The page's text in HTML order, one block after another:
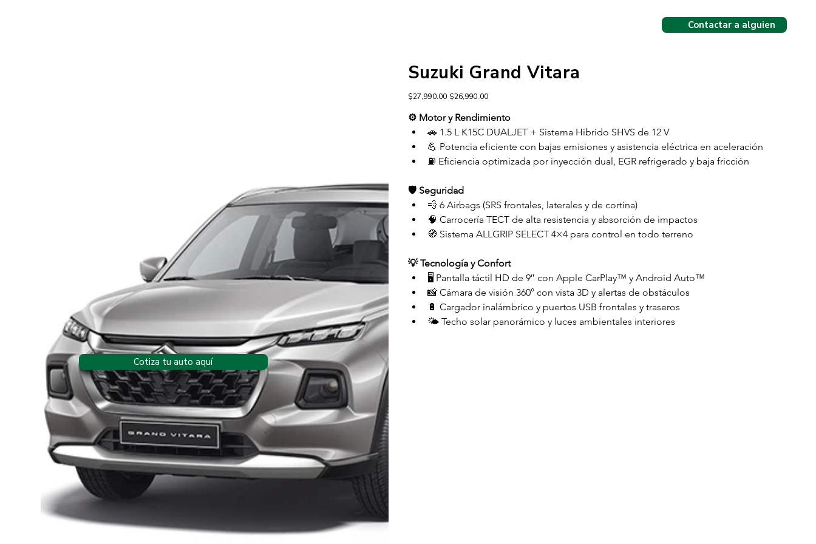
Contactar a alguien
Contactar a alguien
Suzuki Grand Vitara
Precio
original
$27,990.00 Precio
de
$26,990.00
⚙️ Motor y Rendimiento
🚗 1.5 L K15C DUALJET + Sistema Híbrido SHVS de 12 V
💪 Potencia eficiente con bajas emisiones y asistencia eléctrica en aceleración
⛽ Eficiencia optimizada por inyección dual, EGR refrigerado y baja fricción
🛡️ Seguridad
💨 6 Airbags (SRS frontales, laterales y de cortina)
🧠 Carrocería TECT de alta resistencia y absorción de impactos
🧭 Sistema ALLGRIP SELECT 4×4 para control en todo terreno
💡 Tecnología y Confort
🖥️ Pantalla táctil HD de 9″ con Apple CarPlay™ y Android Auto™
📸 Cámara de visión 360° con vista 3D y alertas de obstáculos
🔋 Cargador inalámbrico y puertos USB frontales y traseros
🌤️ Techo solar panorámico y luces ambientales interiores
Cotiza tu auto aquí